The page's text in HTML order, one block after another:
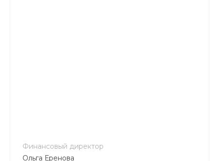
Финансовый директор
Ольга Еренова